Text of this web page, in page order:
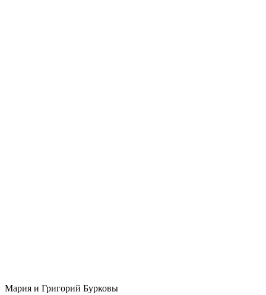
Мария и Григорий Бурковы